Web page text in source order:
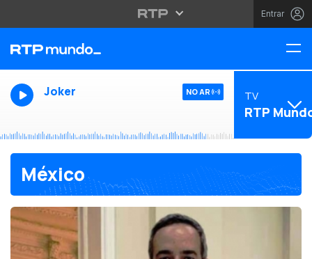
Entrar
Joker NO AR TV
RTP
México